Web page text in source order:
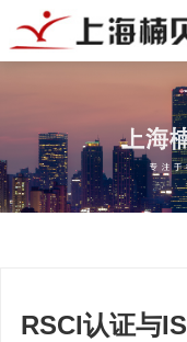
RSCI认证与